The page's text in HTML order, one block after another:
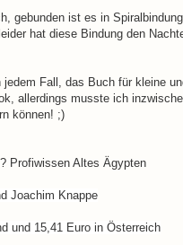
gebunden ist es in Spiralbindung.
hat diese Bindung den
Fall, das Buch für kleine
allerdings musste ich
können! ;)
Profiwissen Altes Ägypten
Joachim Knappe
und 15,41 Euro in Österreich